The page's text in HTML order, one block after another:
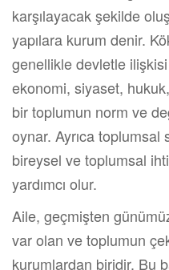
karşılayacak şekilde
yapılara kurum denir.
genellikle devletle
ekonomi, siyaset,
bir toplumun norm ve
oynar. Ayrıca toplumsal
bireysel ve toplumsal
yardımcı olur.
Aile, geçmişten
var olan ve toplumun
kurumlardan biridir. Bu